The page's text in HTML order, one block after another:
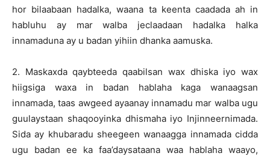
hor bilaabaan hadalka, waana ta keenta caadada ah in
habluhu ay mar walba jeclaadaan hadalka halka
innamaduna ay u badan yihiin dhanka aamuska.
2. Maskaxda qaybteeda qaabilsan wax dhiska iyo wax
hiigsiga waxa in badan hablaha kaga wanaagsan
innamada, taas awgeed ayaanay innamadu mar walba ugu
guulaystaan shaqooyinka dhismaha iyo Injinneernimada.
Sida ay khubaradu sheegeen wanaagga innamada cidda
ugu badan ee ka faa’daysataana waa hablaha waayo,